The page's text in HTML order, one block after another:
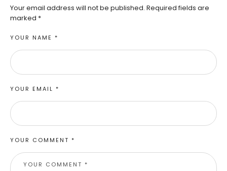
Your email address will not be published. Required fields are
marked *
YOUR COMMENT *
YOUR NAME *
YOUR EMAIL *